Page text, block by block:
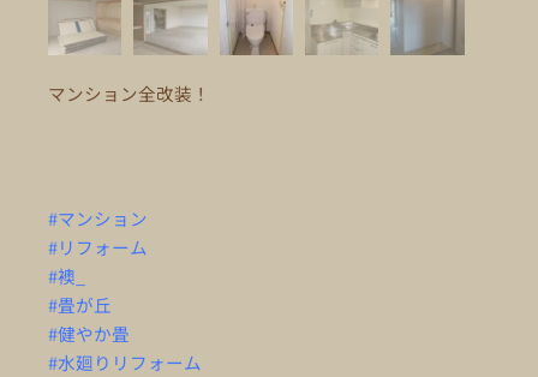
マンション全改装！
#マンション
#リフォーム
#襖_
#畳が丘
#健やか畳
#水廻りリフォーム